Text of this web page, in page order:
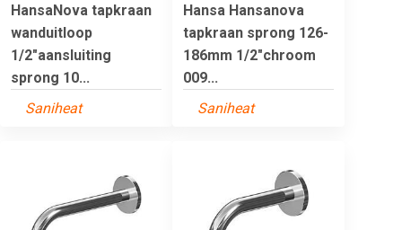
HansaNova tapkraan
wanduitloop
1/2"aansluiting
sprong 10...
Saniheat
Hansa Hansanova
tapkraan sprong 126-
186mm 1/2"chroom
009...
Saniheat